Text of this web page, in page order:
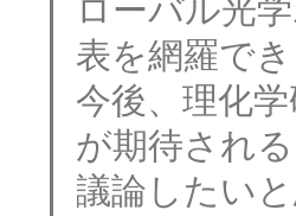
表を網羅で
今後、理化
が期待され
議論したいと